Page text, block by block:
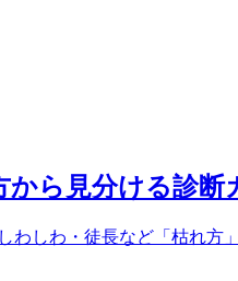
ら見分ける診断
しわ・徒長など「枯れ方